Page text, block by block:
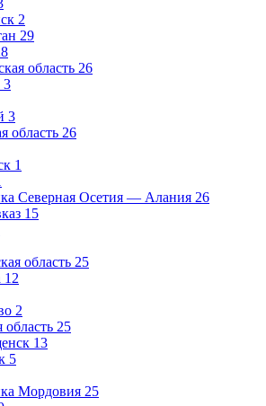
2
29
область 26
3
3
область 26
1
Северная Осетия — Алания 26
15
область 25
12
2
область 25
13
5
Мордовия 25